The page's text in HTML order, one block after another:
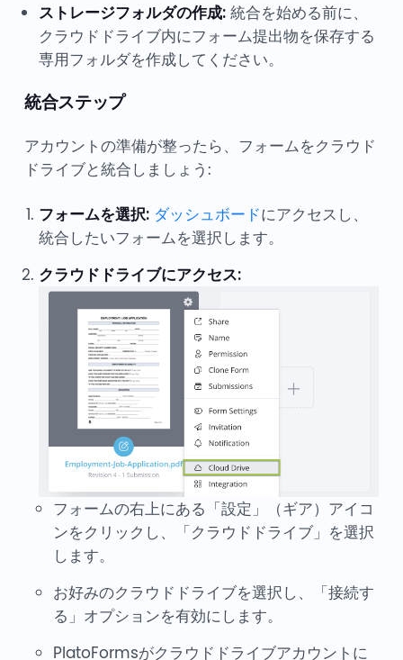
ストレージフォルダの作成:統合を始める前に、
クラウドドライブ内にフォーム提出物を保存する
専用フォルダを作成してください。
統合ステップ
アカウントの準備が整ったら、フォームをクラウド
ドライブと統合しましょう:
フォームを選択: ダッシュボードにアクセスし、
統合したいフォームを選択します。
クラウドドライブにアクセス:
フォームの右上にある「設定」（ギア）アイコ
ンをクリックし、「クラウドドライブ」を選択
します。
お好みのクラウドドライブを選択し、「接続す
る」オプションを有効にします。
PlatoFormsがクラウドドライブアカウントに